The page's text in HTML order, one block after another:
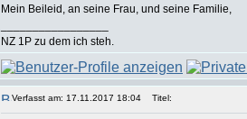
Mein Beileid, an seine Frau, und seine Familie,
NZ 1P zu dem ich steh.
Verfasst am: 17.11.2017 18:04 Titel: